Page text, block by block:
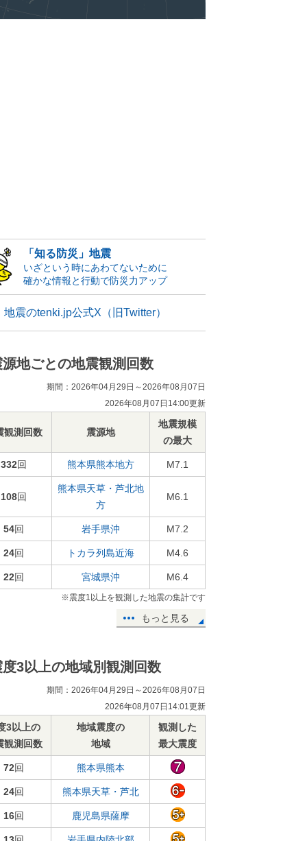
「知る防災」地震
いざという時にあわてないために
確かな情報と行動で防災力アップ
地震のtenki.jp公式X（旧Twitter）
源地ごとの地震観測回数
期間：2026年04月29日～2026年08月07日
2026年08月07日14:00更新
観測回数 震源地
地震規模
の最大
332回 熊本県熊本地方 M7.1
108回
熊本県天草・芦北地
方
M6.1
54回 岩手県沖 M7.2
24回 トカラ列島近海 M4.6
22回 宮城県沖 M6.4
※震度1以上を観測した地震の集計です
もっと見る
度3以上の地域別観測回数
期間：2026年04月29日～2026年08月07日
2026年08月07日14:01更新
3以上の
観測回数
地域震度の
地域
観測した
最大震度
72回 熊本県熊本
24回 熊本県天草・芦北
16回 鹿児島県薩摩